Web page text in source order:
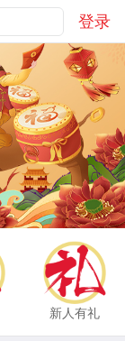
登录
新人有礼